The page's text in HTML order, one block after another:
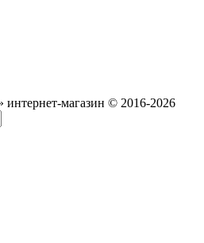
интернет-магазин © 2016-2026